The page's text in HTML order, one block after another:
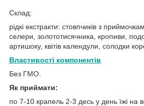
Склад:
рідкі екстракти: стовпчиків з
селери, золототисячника, кропиви,
артишоку, квітів календули, солодки
Властивості компонентів
Без ГМО.
Як приймати:
по 7-10 крапель 2-3 десь у день їжі на